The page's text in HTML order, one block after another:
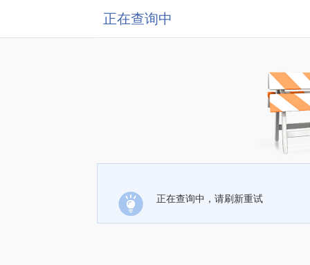
正在查询中
正在查询中，请刷新重试